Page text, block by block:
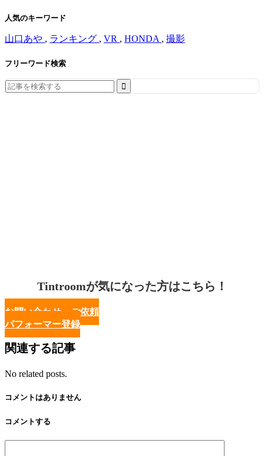
人気のキーワード
山口あや , ランキング , VR , HONDA , 撮影
フリーワード検索
Search
for:
Tintroomが気になった方はこちら！
お問い合わせ・ご依頼
パフォーマー登録
関連する記事
No related posts.
コメントはありません
コメントする